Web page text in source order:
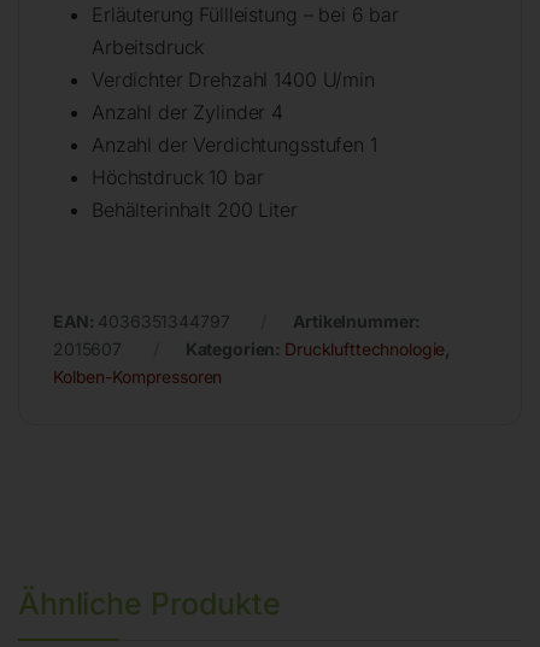
Erläuterung Füllleistung – bei 6 bar
Arbeitsdruck
Verdichter Drehzahl 1400 U/min
Anzahl der Zylinder 4
Anzahl der Verdichtungsstufen 1
Höchstdruck 10 bar
Behälterinhalt 200 Liter
EAN: 4036351344797
Artikelnummer:
2015607
Kategorien: Drucklufttechnologie
Kolben-Kompressoren
Ähnliche Produkte